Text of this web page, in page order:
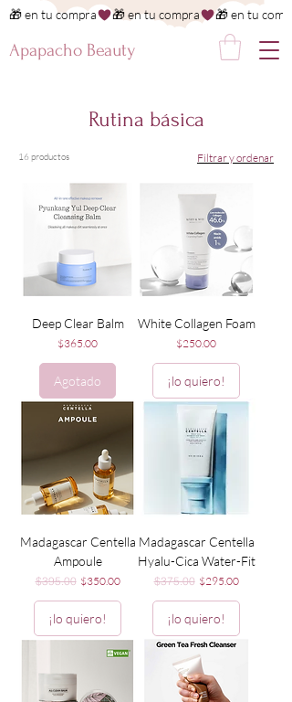
Apapacho Beauty
🎁 en tu compra
Rutina básica
16 productos Filtrar y ordenar
Deep Clear Balm
Precio
$365.00
Agotado
White Collagen Foam
Precio
$250.00
¡lo quiero!
Madagascar Centella
Ampoule
Precio
$395.00 Precio de oferta
$350.00
¡lo quiero!
Madagascar Centella
Hyalu-Cica Water-Fit
Precio
$375.00 Precio de oferta
$295.00
¡lo quiero!